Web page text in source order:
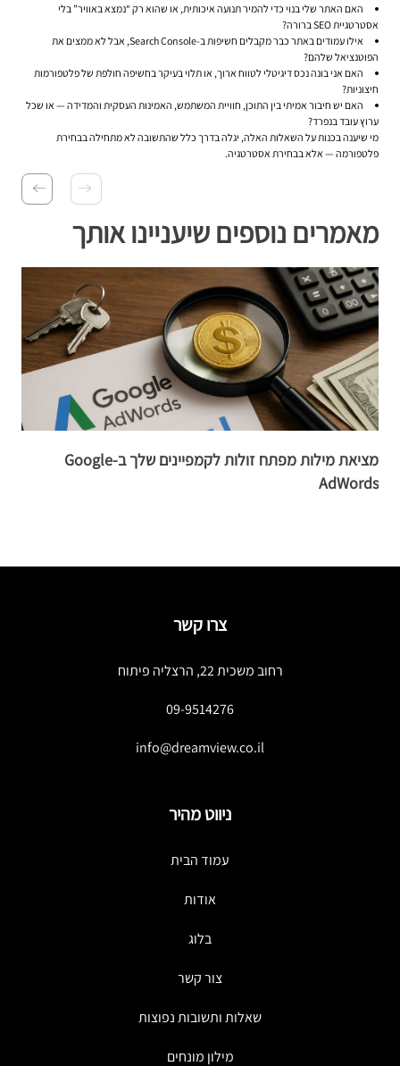
האם האתר שלי בנוי כדי להמיר תנועה איכותית, או שהוא רק “נמצא באוויר” בלי
אסטרטגיית SEO ברורה?
אילו עמודים באתר כבר מקבלים חשיפות ב-Search Console, אבל לא ממצים את
הפוטנציאל שלהם?
האם אני בונה נכס דיגיטלי לטווח ארוך, או תלוי בעיקר בחשיפה חולפת של פלטפורמות
חיצוניות?
האם יש חיבור אמיתי בין התוכן, חוויית המשתמש, האמינות העסקית והמדידה — או שכל
ערוץ עובד בנפרד?
מי שיענה בכנות על השאלות האלה, יגלה בדרך כלל שהתשובה לא מתחילה בבחירת
פלטפורמה — אלא בבחירת אסטרטגיה.
מאמרים נוספים שיעניינו אותך
מציאת מילות מפתח זולות לקמפיינים שלך ב-Google
AdWords
צרו קשר
רחוב משכית 22, הרצליה פיתוח
09-9514276
info@dreamview.co.il
ניווט מהיר
עמוד הבית
אודות
בלוג
צור קשר
שאלות ותשובות נפוצות
מילון מונחים